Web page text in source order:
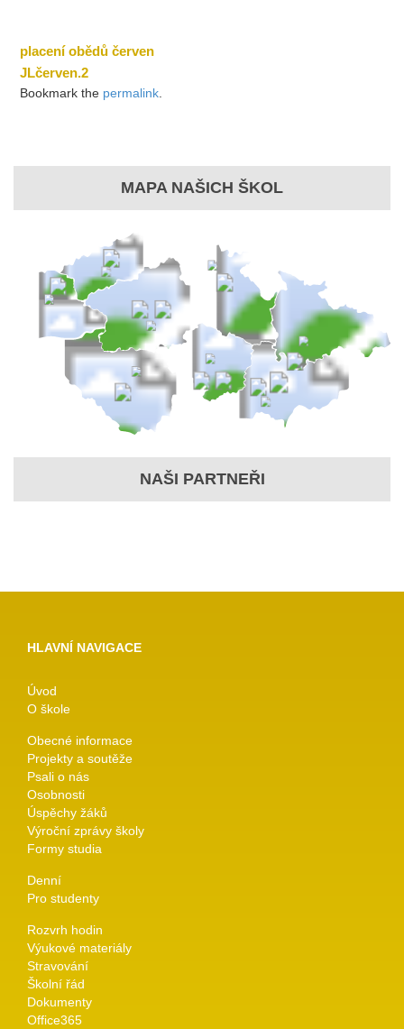
placení obědů červen
JLčerven.2
Bookmark the permalink
MAPA NAŠICH ŠKOL
NAŠI PARTNEŘI
HLAVNÍ NAVIGACE
Úvod
O škole
Obecné informace
Projekty a soutěže
Psali o nás
Osobnosti
Úspěchy žáků
Výroční zprávy školy
Formy studia
Denní
Pro studenty
Rozvrh hodin
Výukové materiály
Stravování
Školní řád
Dokumenty
Office365